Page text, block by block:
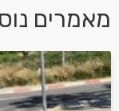
אני מאשר/ת
למדיניות
מאמרים